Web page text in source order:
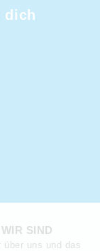
dich
SIND
über uns und das